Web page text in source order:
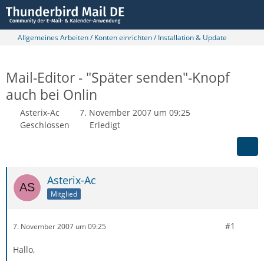
Allgemeines Arbeiten / Konten einrichten / Installation & Update
Mail-Editor - "Später senden"-Knopf
auch bei Onlin
Asterix-Ac
7. November 2007 um 09:25
Geschlossen
Erledigt
Asterix-Ac
Mitglied
7. November 2007 um 09:25 #1
Hallo,